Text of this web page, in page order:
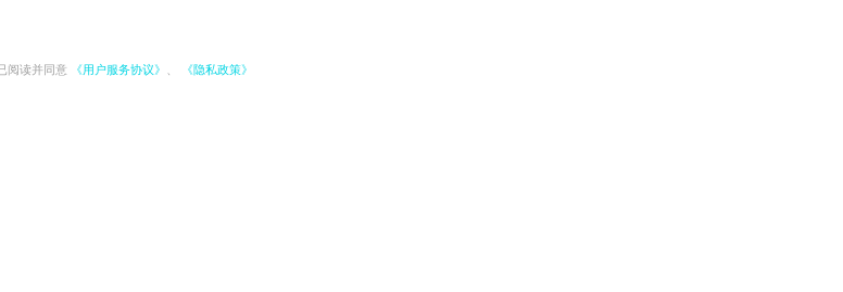
阅读并同意 《用户服务协议》 《隐私政策》